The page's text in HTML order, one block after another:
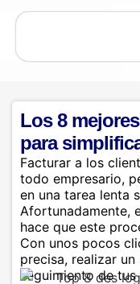
Los 8
para
Facturar a los
todo empresario,
en una tarea lenta
Afortunadamente,
hace que este
Con unos pocos
precisa, realizar
seguimiento de